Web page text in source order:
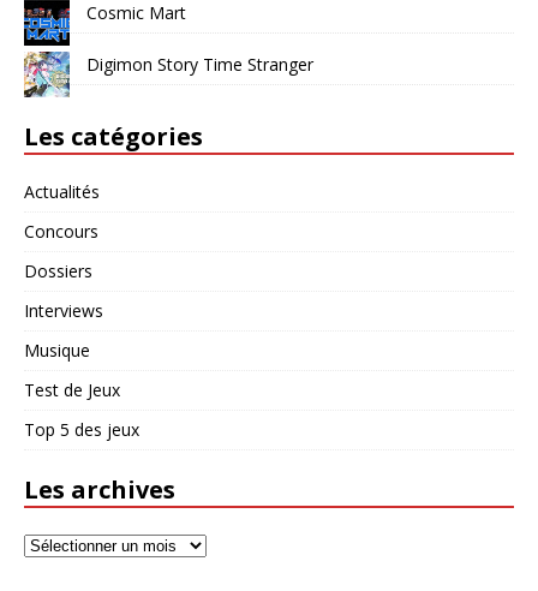
Cosmic Mart
Digimon Story Time Stranger
Les catégories
Actualités
Concours
Dossiers
Interviews
Musique
Test de Jeux
Top 5 des jeux
Les archives